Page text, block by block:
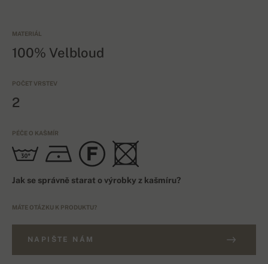
MATERIÁL
100% Velbloud
POČET VRSTEV
2
PÉČE O KAŠMÍR
Jak se správně starat o výrobky z kašmíru?
MÁTE OTÁZKU K PRODUKTU?
NAPIŠTE NÁM